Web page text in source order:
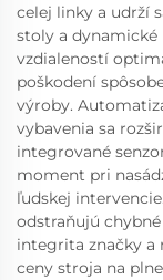
celej linky a udrží
stoly a dynamické
vzdialeností
poškodení
výroby.
vybavenia sa
integrované
moment pri
ľudskej
odstraňujú
integrita značky a
ceny stroja na